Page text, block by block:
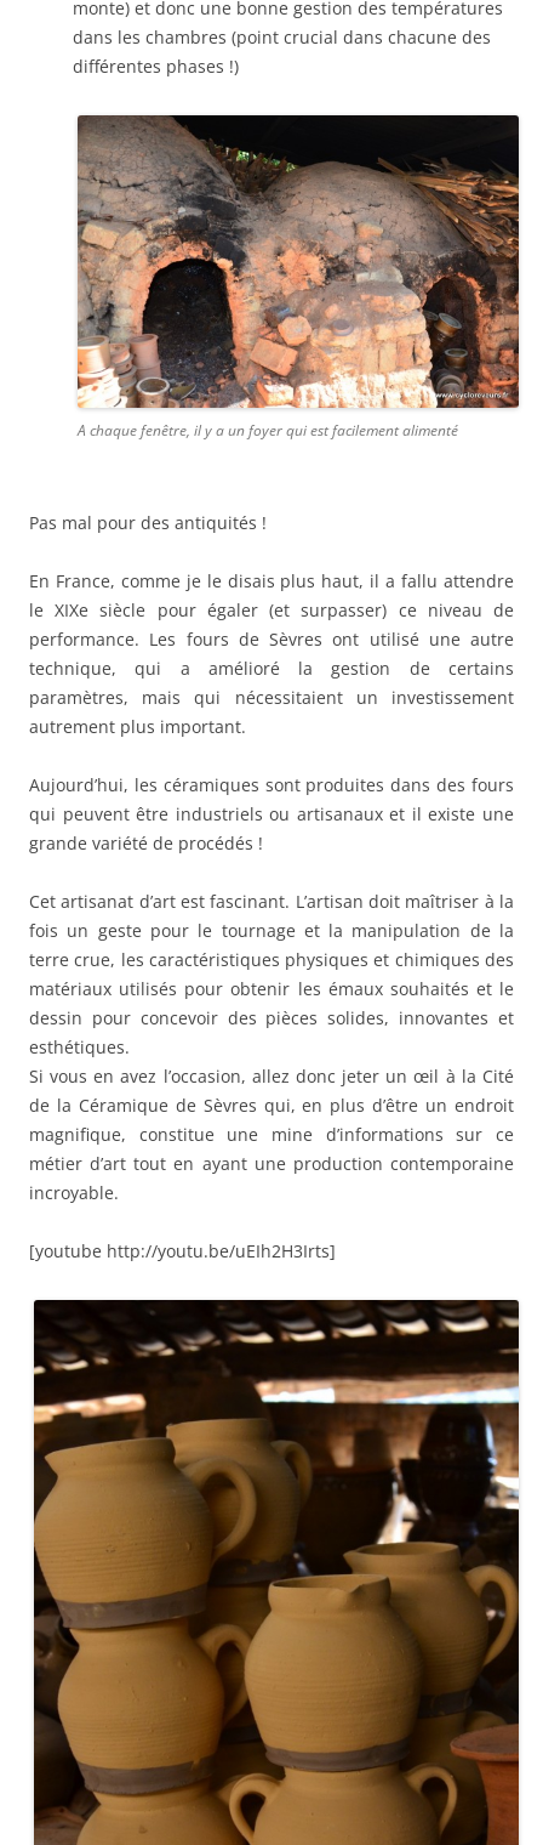
monte) et donc une bonne gestion des températures
dans les chambres (point crucial dans chacune des
différentes phases !)
A chaque fenêtre, il y a un foyer qui est facilement alimenté
Pas mal pour des antiquités !
En France, comme je le disais plus haut, il a fallu attendre
le XIXe siècle pour égaler (et surpasser) ce niveau de
performance. Les fours de Sèvres ont utilisé une autre
technique, qui a amélioré la gestion de certains
paramètres, mais qui nécessitaient un investissement
autrement plus important.
Aujourd’hui, les céramiques sont produites dans des fours
qui peuvent être industriels ou artisanaux et il existe une
grande variété de procédés !
Cet artisanat d’art est fascinant. L’artisan doit maîtriser à la
fois un geste pour le tournage et la manipulation de la
terre crue, les caractéristiques physiques et chimiques des
matériaux utilisés pour obtenir les émaux souhaités et le
dessin pour concevoir des pièces solides, innovantes et
esthétiques.
Si vous en avez l’occasion, allez donc jeter un œil à la Cité
de la Céramique de Sèvres qui, en plus d’être un endroit
magnifique, constitue une mine d’informations sur ce
métier d’art tout en ayant une production contemporaine
incroyable.
[youtube http://youtu.be/uEIh2H3Irts]